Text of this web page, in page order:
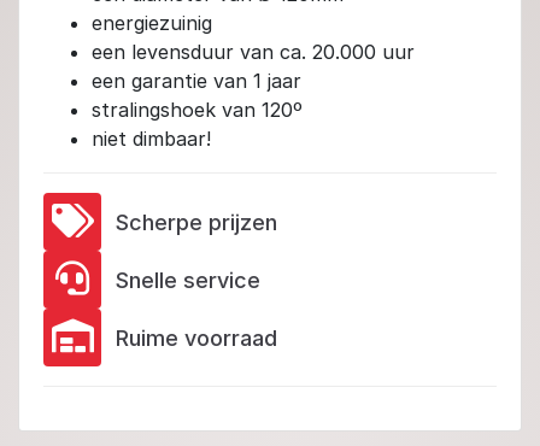
energiezuinig
een levensduur van ca. 20.000 uur
een garantie van 1 jaar
stralingshoek van 120º
niet dimbaar!
Scherpe prijzen
Snelle service
Ruime voorraad